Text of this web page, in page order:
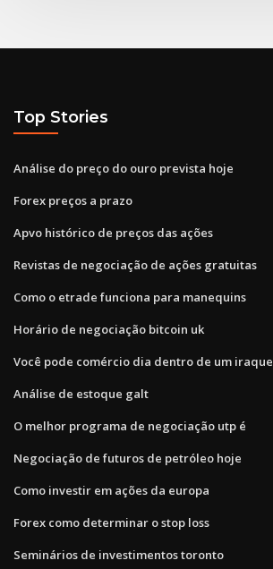
Top Stories
Análise do preço do ouro prevista hoje
Forex preços a prazo
Apvo histórico de preços das ações
Revistas de negociação de ações gratuitas
Como o etrade funciona para manequins
Horário de negociação bitcoin uk
Você pode comércio dia dentro de um iraque
Análise de estoque galt
O melhor programa de negociação utp é
Negociação de futuros de petróleo hoje
Como investir em ações da europa
Forex como determinar o stop loss
Seminários de investimentos toronto